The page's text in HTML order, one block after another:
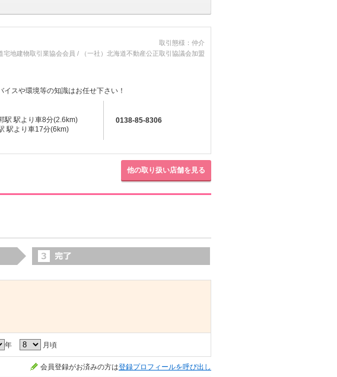
取引態様：仲介
地建物取引業協会会員 / （一社）北海道不動産公正取引協議会加盟
スや環境等の知識はお任せ下さい！
駅 駅より車8分(2.6km)
駅より車17分(6km)
0138-85-8306
他の取り扱い店舗を見る
年 月頃
会員登録がお済みの方は登録プロフィールを呼び出し